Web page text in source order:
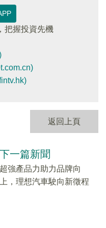
把握投資先機
返回上頁
下一篇新聞
超強產品力助力品牌向
上，理想汽車駛向新徵程